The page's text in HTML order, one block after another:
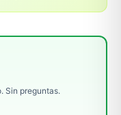
Sin preguntas.